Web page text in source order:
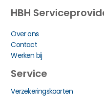
HBH
Over ons
Contact
Werken bij
Service
Verzekeringskaarten